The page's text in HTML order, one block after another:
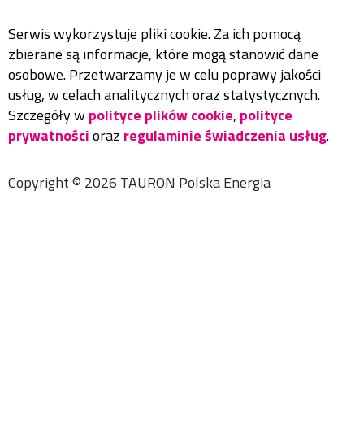
Serwis wykorzystuje pliki cookie. Za ich pomocą
zbierane są informacje, które mogą stanowić dane
osobowe. Przetwarzamy je w celu poprawy jakości
usług, w celach analitycznych oraz statystycznych.
Szczegóły w polityce plików cookie, polityce
prywatnościoraz regulaminie świadczenia usług.
Copyright © 2026 TAURON Polska Energia